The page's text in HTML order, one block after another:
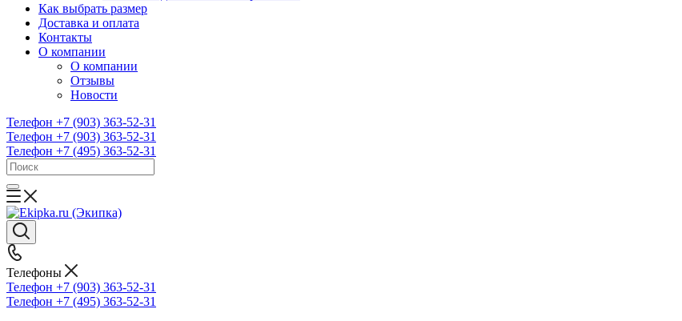
Как выбрать размер
Доставка и оплата
Контакты
О компании
О компании
Отзывы
Новости
Телефон +7 (903) 363-52-31
Телефон +7 (903) 363-52-31
Телефон +7 (495) 363-52-31
Телефоны
Телефон +7 (903) 363-52-31
Телефон +7 (495) 363-52-31